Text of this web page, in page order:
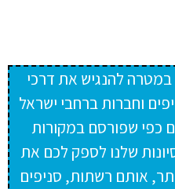
להנגיש את דרכי
וחברות ברחבי ישראל
כפי שפורסם במקורות
שלנו לספק לכם את
אותם רשתות, סניפים